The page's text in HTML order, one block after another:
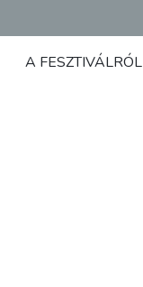
A FESZTIVÁLRÓL